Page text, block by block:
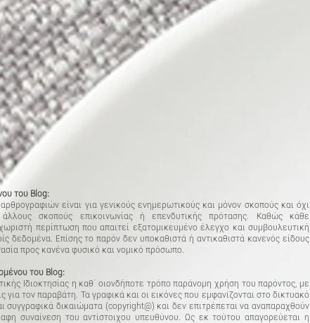
του Blog:
είναι για γενικούς ενημερωτικούς και μόνον σκοπούς και όχι
άλλους σκοπούς επικοινωνίας ή επενδυτικής πρότασης. Καθώς κάθε
περίπτωση που απαιτεί εξατομικευμένο έλεγχο και συμβουλευτική
δεδομένα. Επίσης το παρόν δεν υποκαθιστά ή αντικαθιστά κανενός είδους
προς κανένα φυσικό και νομικό πρόσωπο.
του Blog:
Ιδιοκτησίας η καθ΄ οιονδήποτε τρόπο παράνομη χρήση του παρόντος, με
για τον παραβάτη. Τα γραφικά και οι εικόνες που εμφανίζονται στο δικτυακό
συγγραφικά δικαιώματα (cοpyright@) και δεν επιτρέπεται να αναπαραχθούν
συναίνεση του αντίστοιχου υπευθύνου. Ως εκ τούτου απαγορεύεται η